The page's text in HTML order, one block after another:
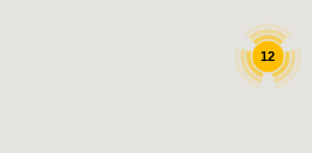
12